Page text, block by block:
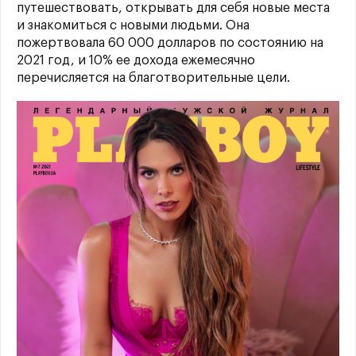
путешествовать, открывать для себя новые места
и знакомиться с новыми людьми. Она
пожертвовала 60 000 долларов по состоянию на
2021 год, и 10% ее дохода ежемесячно
перечисляется на благотворительные цели.